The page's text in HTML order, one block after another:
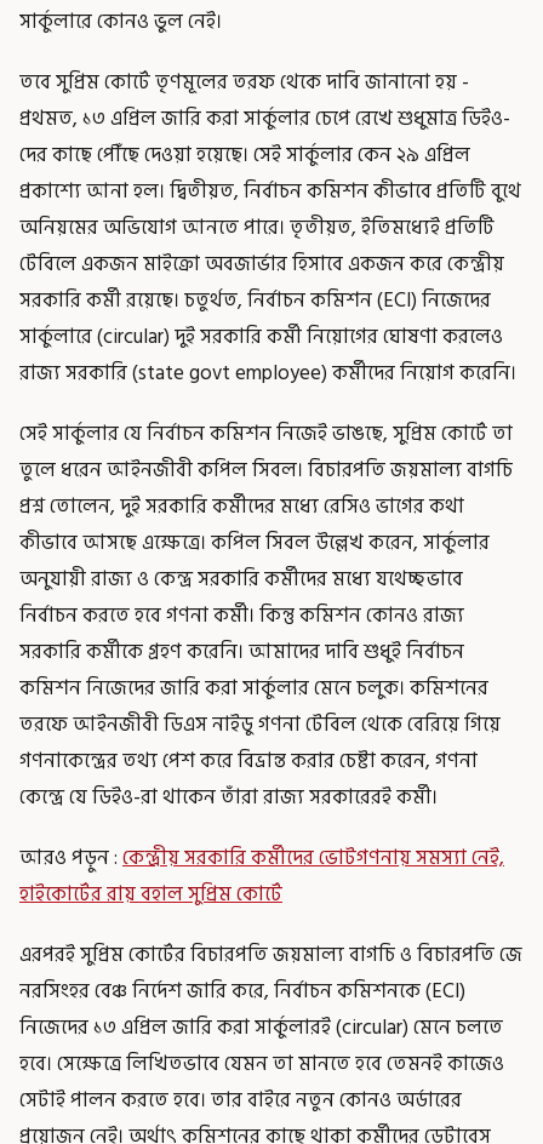
সার্কুলারে কোনও ভুল নেই।
তবে সুপ্রিম কোর্টে তৃণমূলের তরফ থেকে দাবি জানানো হয় -
প্রথমত, ১৩ এপ্রিল জারি করা সার্কুলার চেপে রেখে শুধুমাত্র ডিইও-
দের কাছে পৌঁছে দেওয়া হয়েছে। সেই সার্কুলার কেন ২৯ এপ্রিল
প্রকাশ্যে আনা হল। দ্বিতীয়ত, নির্বাচন কমিশন কীভাবে প্রতিটি বুথে
অনিয়মের অভিযোগ আনতে পারে। তৃতীয়ত, ইতিমধ্যেই প্রতিটি
টেবিলে একজন মাইক্রো অবজার্ভার হিসাবে একজন করে কেন্দ্রীয়
সরকারি কর্মী রয়েছে। চতুর্থত, নির্বাচন কমিশন (ECI) নিজেদের
সার্কুলারে (circular) দুই সরকারি কর্মী নিয়োগের ঘোষণা করলেও
রাজ্য সরকারি (state govt employee) কর্মীদের নিয়োগ করেনি।
সেই সার্কুলার যে নির্বাচন কমিশন নিজেই ভাঙছে, সুপ্রিম কোর্টে তা
তুলে ধরেন আইনজীবী কপিল সিবল। বিচারপতি জয়মাল্য বাগচি
প্রশ্ন তোলেন, দুই সরকারি কর্মীদের মধ্যে রেসিও ভাগের কথা
কীভাবে আসছে এক্ষেত্রে। কপিল সিবল উল্লেখ করেন, সার্কুলার
অনুযায়ী রাজ্য ও কেন্দ্র সরকারি কর্মীদের মধ্যে যথেচ্ছভাবে
নির্বাচন করতে হবে গণনা কর্মী। কিন্তু কমিশন কোনও রাজ্য
সরকারি কর্মীকে গ্রহণ করেনি। আমাদের দাবি শুধুই নির্বাচন
কমিশন নিজেদের জারি করা সার্কুলার মেনে চলুক। কমিশনের
তরফে আইনজীবী ডিএস নাইডু গণনা টেবিল থেকে বেরিয়ে গিয়ে
গণনাকেন্দ্রের তথ্য পেশ করে বিভ্রান্ত করার চেষ্টা করেন, গণনা
কেন্দ্রে যে ডিইও-রা থাকেন তাঁরা রাজ্য সরকারেরই কর্মী।
আরও পড়ুন :কেন্দ্রীয় সরকারি কর্মীদের ভোটগণনায় সমস্যা নেই,
হাইকোর্টের রায় বহাল সুপ্রিম কোর্টে
এরপরই সুপ্রিম কোর্টের বিচারপতি জয়মাল্য বাগচি ও বিচারপতি জে
নরসিংহর বেঞ্চ নির্দেশ জারি করে, নির্বাচন কমিশনকে (ECI)
নিজেদের ১৩ এপ্রিল জারি করা সার্কুলারই (circular) মেনে চলতে
হবে। সেক্ষেত্রে লিখিতভাবে যেমন তা মানতে হবে তেমনই কাজেও
সেটাই পালন করতে হবে। তার বাইরে নতুন কোনও অর্ডারের
প্রয়োজন নেই। অর্থাৎ কমিশনের কাছে থাকা কর্মীদের ডেটাবেস